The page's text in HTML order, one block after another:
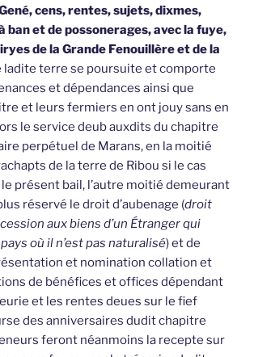
cens, rentes, sujets, dixmes,
ban et de possonerages, avec la fuye,
de la Grande Fenouillère et de la
ladite terre se poursuite et comporte
et dépendances ainsi que
et leurs fermiers en ont jouy sans en
le service deub auxdits du chapitre
perpétuel de Marans, en la moitié
de la terre de Ribou si le cas
présent bail, l’autre moitié demeurant
réservé le droit d’aubenage (droit
aux biens d’un Étranger qui
où il n’est pas naturalisé) et de
et nomination collation et
de bénéfices et offices dépendant
et les rentes deues sur le fief
des anniversaires dudit chapitre
feront néanmoins la recepte sur